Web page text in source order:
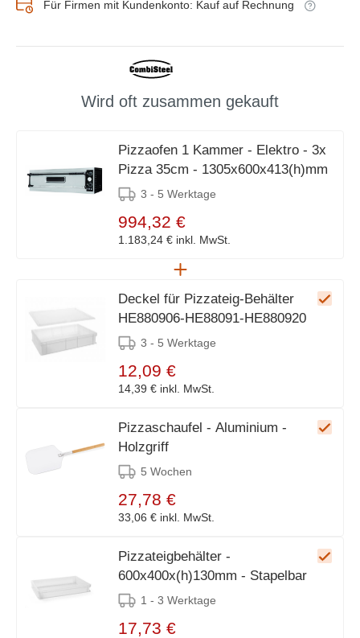
Für Firmen mit Kundenkonto: Kauf auf Rechnung
Wird oft zusammen gekauft
Pizzaofen 1 Kammer - Elektro - 3x
Pizza 35cm - 1305x600x413(h)mm
3 - 5 Werktage
994,32 €
1.183,24 € inkl. MwSt.
Deckel für Pizzateig-Behälter
HE880906-HE88091-HE880920
3 - 5 Werktage
12,09 €
14,39 € inkl. MwSt.
Pizzaschaufel - Aluminium -
Holzgriff
5 Wochen
27,78 €
33,06 € inkl. MwSt.
Pizzateigbehälter -
600x400x(h)130mm - Stapelbar
1 - 3 Werktage
17,73 €